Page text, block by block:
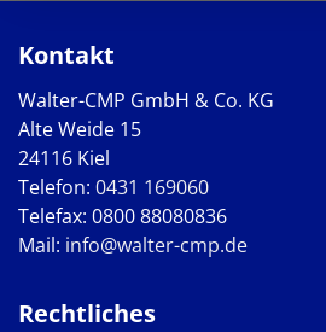
Kontakt
Walter-CMP GmbH & Co. KG
Alte Weide 15
24116 Kiel
Telefon: 0431 169060
Telefax: 0800 88080836
Mail: info@walter-cmp.de
Rechtliches